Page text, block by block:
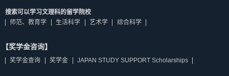
搜索可以学习文理科的留学院校
师范、教育学
生活科学 艺术学 综合科学
【奖学金咨询】
奖学金查询 奖学金 JAPAN STUDY SUPPORT Scholarships